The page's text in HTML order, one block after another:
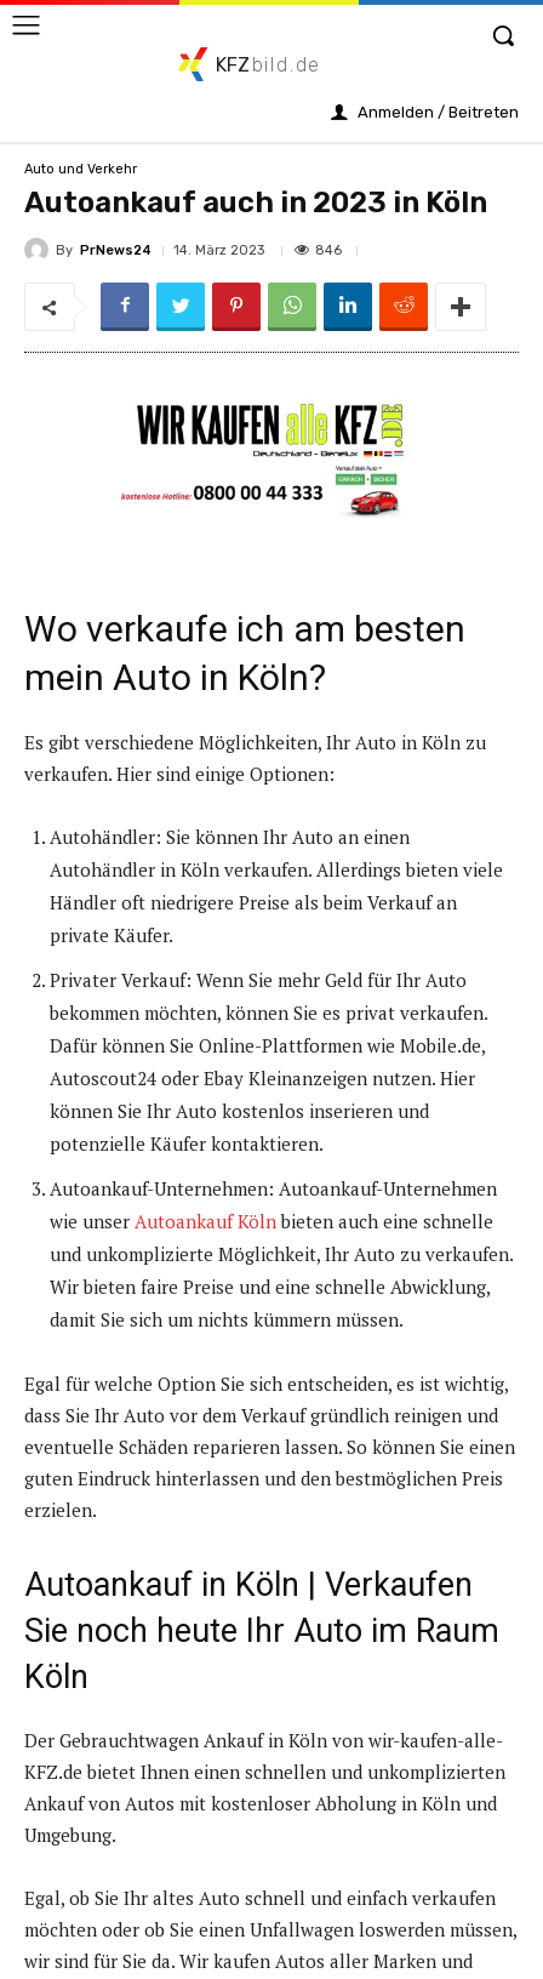
KFZ bild.de
Anmelden / Beitreten
Auto und Verkehr
Autoankauf auch in 2023 in Köln
By PrNews24 14. März 2023 846
Wo verkaufe ich am besten
mein Auto in Köln?
Es gibt verschiedene Möglichkeiten, Ihr Auto in Köln zu
verkaufen. Hier sind einige Optionen:
Autohändler: Sie können Ihr Auto an einen
Autohändler in Köln verkaufen. Allerdings bieten viele
Händler oft niedrigere Preise als beim Verkauf an
private Käufer.
Privater Verkauf: Wenn Sie mehr Geld für Ihr Auto
bekommen möchten, können Sie es privat verkaufen.
Dafür können Sie Online-Plattformen wie Mobile.de,
Autoscout24 oder Ebay Kleinanzeigen nutzen. Hier
können Sie Ihr Auto kostenlos inserieren und
potenzielle Käufer kontaktieren.
Autoankauf-Unternehmen: Autoankauf-Unternehmen
wie unser Autoankauf Kölnbieten auch eine schnelle
und unkomplizierte Möglichkeit, Ihr Auto zu verkaufen.
Wir bieten faire Preise und eine schnelle Abwicklung,
damit Sie sich um nichts kümmern müssen.
Egal für welche Option Sie sich entscheiden, es ist wichtig,
dass Sie Ihr Auto vor dem Verkauf gründlich reinigen und
eventuelle Schäden reparieren lassen. So können Sie einen
guten Eindruck hinterlassen und den bestmöglichen Preis
erzielen.
Autoankauf in Köln | Verkaufen
Sie noch heute Ihr Auto im Raum
Köln
Der Gebrauchtwagen Ankauf in Köln von wir-kaufen-alle-
KFZ.de bietet Ihnen einen schnellen und unkomplizierten
Ankauf von Autos mit kostenloser Abholung in Köln und
Umgebung.
Egal, ob Sie Ihr altes Auto schnell und einfach verkaufen
möchten oder ob Sie einen Unfallwagen loswerden müssen,
wir sind für Sie da. Wir kaufen Autos aller Marken und